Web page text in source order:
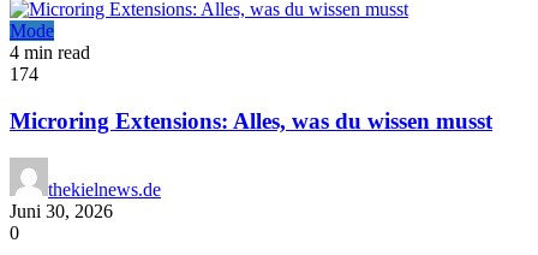
Mode
4 min read
174
Microring Extensions: Alles, was du wissen musst
thekielnews.de
Juni 30, 2026
0